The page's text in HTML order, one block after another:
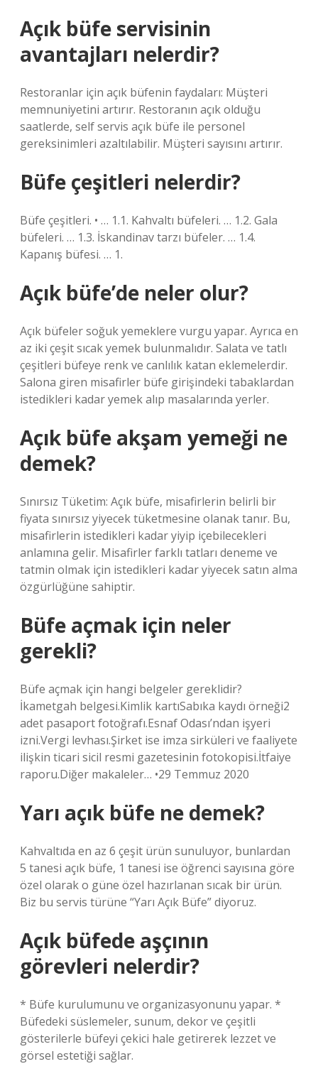
Açık büfe servisinin
avantajları nelerdir?
Restoranlar için açık büfenin faydaları: Müşteri
memnuniyetini artırır. Restoranın açık olduğu
saatlerde, self servis açık büfe ile personel
gereksinimleri azaltılabilir. Müşteri sayısını artırır.
Büfe çeşitleri nelerdir?
Büfe çeşitleri. • … 1.1. Kahvaltı büfeleri. … 1.2. Gala
büfeleri. … 1.3. İskandinav tarzı büfeler. … 1.4.
Kapanış büfesi. … 1.
Açık büfe’de neler olur?
Açık büfeler soğuk yemeklere vurgu yapar. Ayrıca en
az iki çeşit sıcak yemek bulunmalıdır. Salata ve tatlı
çeşitleri büfeye renk ve canlılık katan eklemelerdir.
Salona giren misafirler büfe girişindeki tabaklardan
istedikleri kadar yemek alıp masalarında yerler.
Açık büfe akşam yemeği ne
demek?
Sınırsız Tüketim: Açık büfe, misafirlerin belirli bir
fiyata sınırsız yiyecek tüketmesine olanak tanır. Bu,
misafirlerin istedikleri kadar yiyip içebilecekleri
anlamına gelir. Misafirler farklı tatları deneme ve
tatmin olmak için istedikleri kadar yiyecek satın alma
özgürlüğüne sahiptir.
Büfe açmak için neler
gerekli?
Büfe açmak için hangi belgeler gereklidir?
İkametgah belgesi.Kimlik kartıSabıka kaydı örneği2
adet pasaport fotoğrafı.Esnaf Odası’ndan işyeri
izni.Vergi levhası.Şirket ise imza sirküleri ve faaliyete
ilişkin ticari sicil resmi gazetesinin fotokopisi.İtfaiye
raporu.Diğer makaleler… •29 Temmuz 2020
Yarı açık büfe ne demek?
Kahvaltıda en az 6 çeşit ürün sunuluyor, bunlardan
5 tanesi açık büfe, 1 tanesi ise öğrenci sayısına göre
özel olarak o güne özel hazırlanan sıcak bir ürün.
Biz bu servis türüne “Yarı Açık Büfe” diyoruz.
Açık büfede aşçının
görevleri nelerdir?
* Büfe kurulumunu ve organizasyonunu yapar. *
Büfedeki süslemeler, sunum, dekor ve çeşitli
gösterilerle büfeyi çekici hale getirerek lezzet ve
görsel estetiği sağlar.